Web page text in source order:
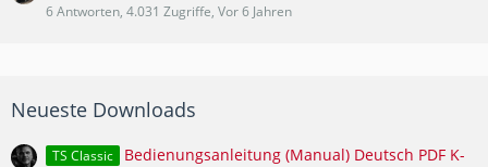
6 Antworten, 4.031 Zugriffe, Vor 6 Jahren
Neueste Downloads
TS Classic
Bedienungsanleitung (Manual) Deutsch PDF K-